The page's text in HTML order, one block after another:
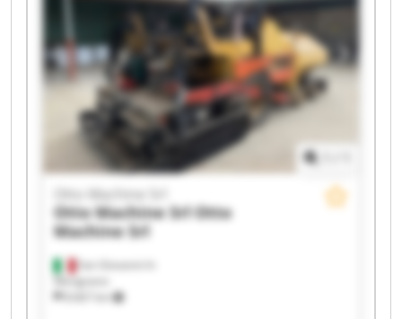
San Giovanni In
Marignano
8.667 km
Otto Machine Srl
Otto Machine SrlOtto
Machine Srl